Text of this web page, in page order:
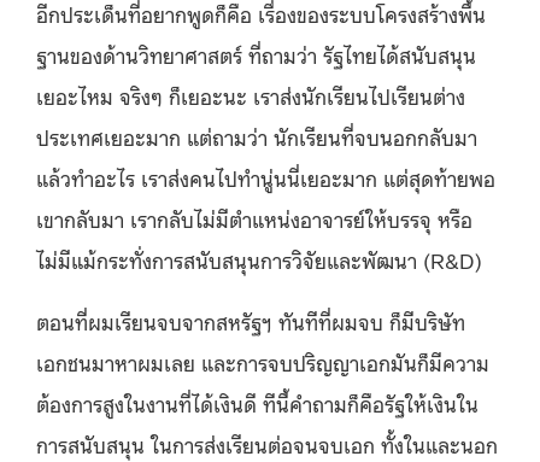
อีกประเด็นที่อยากพูดก็คือ เรื่องของระบบโครงสร้างพื้น
ฐานของด้านวิทยาศาสตร์ ที่ถามว่า รัฐไทยได้สนับสนุน
เยอะไหม จริงๆ ก็เยอะนะ เราส่งนักเรียนไปเรียนต่าง
ประเทศเยอะมาก แต่ถามว่า นักเรียนที่จบนอกกลับมา
แล้วทำอะไร เราส่งคนไปทำนู่นนี่เยอะมาก แต่สุดท้ายพอ
เขากลับมา เรากลับไม่มีตำแหน่งอาจารย์ให้บรรจุ หรือ
ไม่มีแม้กระทั่งการสนับสนุนการวิจัยและพัฒนา (R&D)
ตอนที่ผมเรียนจบจากสหรัฐฯ ทันทีที่ผมจบ ก็มีบริษัท
เอกชนมาหาผมเลย และการจบปริญญาเอกมันก็มีความ
ต้องการสูงในงานที่ได้เงินดี ทีนี้คำถามก็คือรัฐให้เงินใน
การสนับสนุน ในการส่งเรียนต่อจนจบเอก ทั้งในและนอก